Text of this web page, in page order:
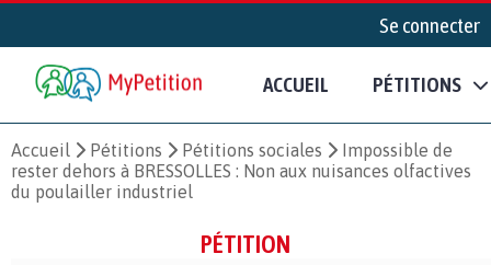
Se connecter
ACCUEIL PÉTITIONS
Accueil Pétitions Pétitions sociales
Impossible de
rester dehors à BRESSOLLES : Non aux nuisances olfactives
du poulailler industriel
PÉTITION